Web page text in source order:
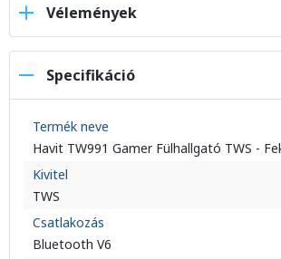
Vélemények
Specifikáció
Termék neve
Havit TW991 Gamer Fülhallgató TWS -
Kivitel
TWS
Csatlakozás
Bluetooth V6